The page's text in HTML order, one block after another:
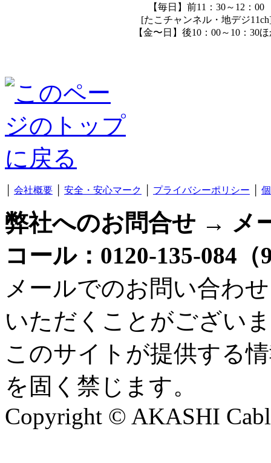
【毎日】前11：30～12：00
[たこチャンネル・地デジ
【金〜日】後10：00～10：30
会社概要 安全・安心マーク プライバシーポリシー
弊社へのお問合せ → メ
コール：0120-135-084
メールでのお問い合わ
いただくことがござい
このサイトが提供する
を固く禁じます。
Copyright © AKASHI